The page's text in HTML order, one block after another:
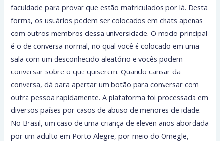
faculdade para provar que estão matriculados por lá. Desta
forma, os usuários podem ser colocados em chats apenas
com outros membros dessa universidade. O modo principal
é o de conversa normal, no qual você é colocado em uma
sala com um desconhecido aleatório e vocês podem
conversar sobre o que quiserem. Quando cansar da
conversa, dá para apertar um botão para conversar com
outra pessoa rapidamente. A plataforma foi processada em
diversos países por casos de abuso de menores de idade.
No Brasil, um caso de uma criança de eleven anos abordada
por um adulto em Porto Alegre, por meio do Omegle,